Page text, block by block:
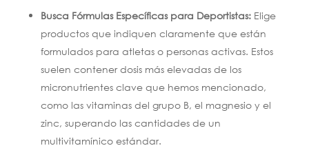
Busca Fórmulas Específicas para Deportistas:Elige
productos que indiquen claramente que están
formulados para atletas o personas activas. Estos
suelen contener dosis más elevadas de los
micronutrientes clave que hemos mencionado,
como las vitaminas del grupo B, el magnesio y el
zinc, superando las cantidades de un
multivitamínico estándar.